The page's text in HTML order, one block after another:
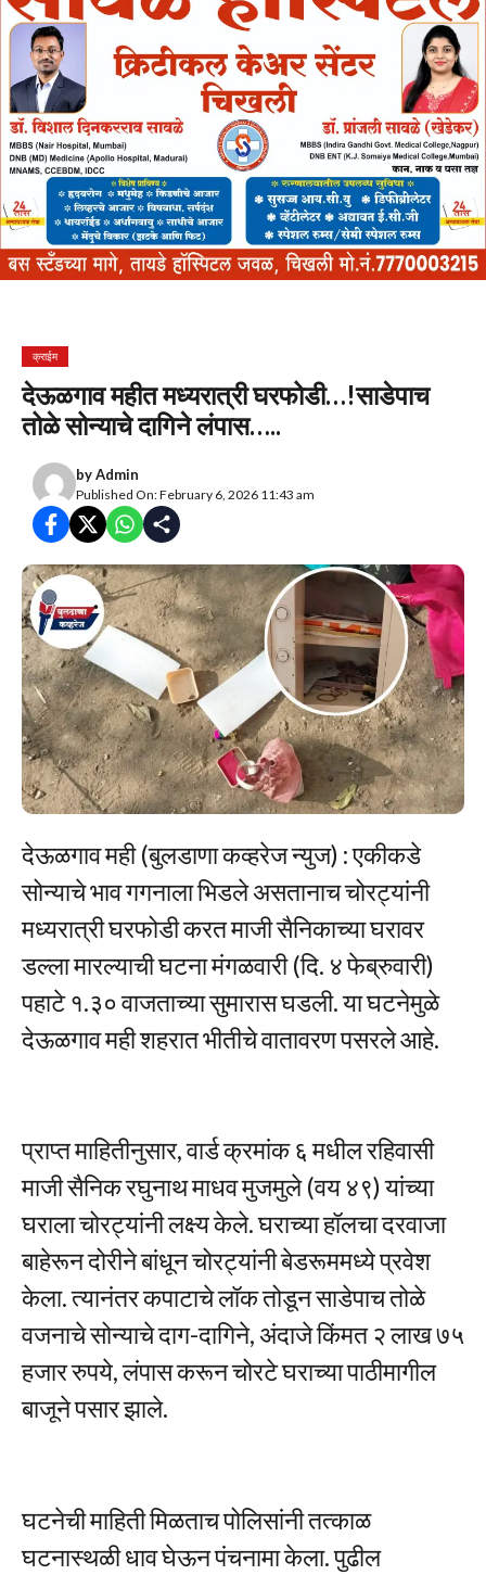
क्राईम
देऊळगाव महीत मध्यरात्री घरफोडी…!साडेपाच
तोळे सोन्याचे दागिने लंपास…..
byAdmin
Published On: February 6, 2026 11:43 am
देऊळगाव मही (बुलडाणा कव्हरेज न्युज) : एकीकडे
सोन्याचे भाव गगनाला भिडले असतानाच चोरट्यांनी
मध्यरात्री घरफोडी करत माजी सैनिकाच्या घरावर
डल्ला मारल्याची घटना मंगळवारी (दि. ४ फेब्रुवारी)
पहाटे १.३० वाजताच्या सुमारास घडली. या घटनेमुळे
देऊळगाव मही शहरात भीतीचे वातावरण पसरले आहे.
प्राप्त माहितीनुसार, वार्ड क्रमांक ६ मधील रहिवासी
माजी सैनिक रघुनाथ माधव मुजमुले (वय ४९) यांच्या
घराला चोरट्यांनी लक्ष्य केले. घराच्या हॉलचा दरवाजा
बाहेरून दोरीने बांधून चोरट्यांनी बेडरूममध्ये प्रवेश
केला. त्यानंतर कपाटाचे लॉक तोडून साडेपाच तोळे
वजनाचे सोन्याचे दाग-दागिने, अंदाजे किंमत २ लाख ७५
हजार रुपये, लंपास करून चोरटे घराच्या पाठीमागील
बाजूने पसार झाले.
घटनेची माहिती मिळताच पोलिसांनी तत्काळ
घटनास्थळी धाव घेऊन पंचनामा केला. पुढील